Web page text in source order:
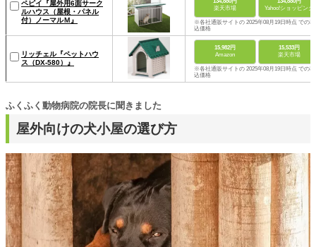
ペピイ『屋外用6面サーク
ルハウス（屋根・パネル
付）ノーマルＭ』
楽天市場
Yahoo!ショッピング
※各社通販サイトの 2025年08月19日時点 での税
込価格
リッチェル『ペットハウ
ス（DX-580）』
15,982円
Amazon
15,533円
楽天市場
※各社通販サイトの 2025年08月19日時点 での税
込価格
屋外向けの犬小屋の選び方
ふくふく動物病院の院長に聞きました